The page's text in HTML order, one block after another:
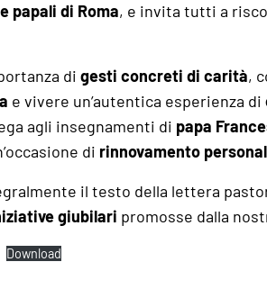
papali di Roma, e invita tutti a
digesti concreti di carità,
e vivere un’autentica esperienza di
agli insegnamenti di papa
di rinnovamento
il testo della lettera
giubilari promosse dalla
Download